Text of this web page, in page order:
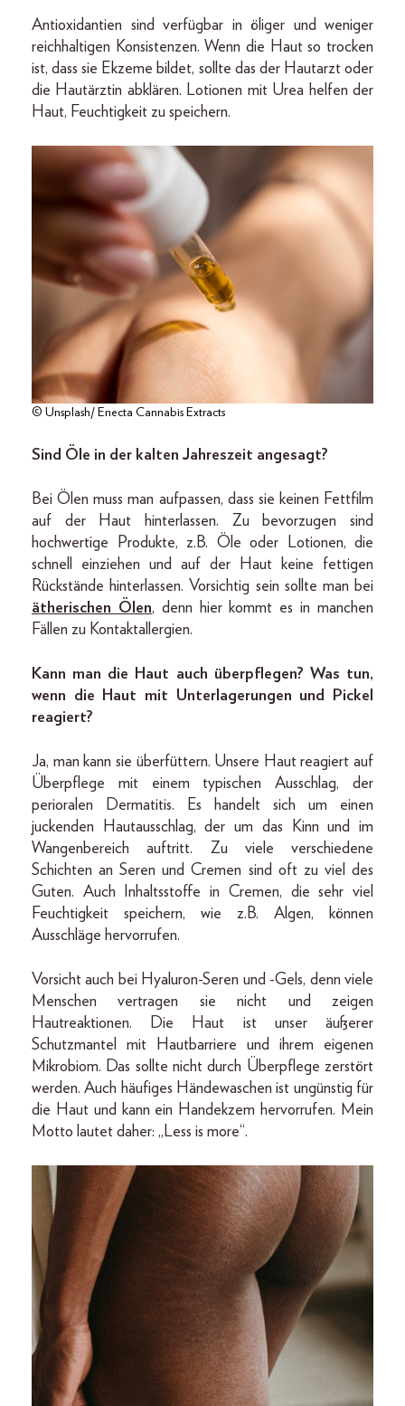
Antioxidantien sind verfügbar in öliger und weniger
reichhaltigen Konsistenzen. Wenn die Haut so trocken
ist, dass sie Ekzeme bildet, sollte das der Hautarzt oder
die Hautärztin abklären. Lotionen mit Urea helfen der
Haut, Feuchtigkeit zu speichern.
© Unsplash/ Enecta Cannabis Extracts
Sind Öle in der kalten Jahreszeit angesagt?
Bei Ölen muss man aufpassen, dass sie keinen Fettfilm
auf der Haut hinterlassen. Zu bevorzugen sind
hochwertige Produkte, z.B. Öle oder Lotionen, die
schnell einziehen und auf der Haut keine fettigen
Rückstände hinterlassen. Vorsichtig sein sollte man bei
ätherischen Ölen, denn hier kommt es in manchen
Fällen zu Kontaktallergien.
Kann man die Haut auch überpflegen? Was tun,
wenn die Haut mit Unterlagerungen und Pickel
reagiert?
Ja, man kann sie überfüttern. Unsere Haut reagiert auf
Überpflege mit einem typischen Ausschlag, der
perioralen Dermatitis. Es handelt sich um einen
juckenden Hautausschlag, der um das Kinn und im
Wangenbereich auftritt. Zu viele verschiedene
Schichten an Seren und Cremen sind oft zu viel des
Guten. Auch Inhaltsstoffe in Cremen, die sehr viel
Feuchtigkeit speichern, wie z.B. Algen, können
Ausschläge hervorrufen.
Vorsicht auch bei Hyaluron-Seren und -Gels, denn viele
Menschen vertragen sie nicht und zeigen
Hautreaktionen. Die Haut ist unser äußerer
Schutzmantel mit Hautbarriere und ihrem eigenen
Mikrobiom. Das sollte nicht durch Überpflege zerstört
werden. Auch häufiges Händewaschen ist ungünstig für
die Haut und kann ein Handekzem hervorrufen. Mein
Motto lautet daher: „Less is more“.